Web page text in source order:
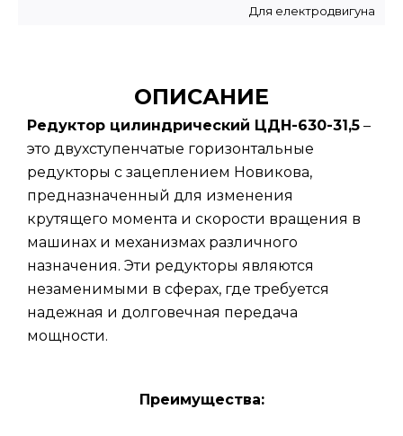
Для електродвигуна
ОПИСАНИЕ
Редуктор цилиндрический ЦДН-630-31,5 –
это двухступенчатые горизонтальные
редукторы с зацеплением Новикова,
предназначенный для изменения
крутящего момента и скорости вращения в
машинах и механизмах различного
назначения. Эти редукторы являются
незаменимыми в сферах, где требуется
надежная и долговечная передача
мощности.
Преимущества: